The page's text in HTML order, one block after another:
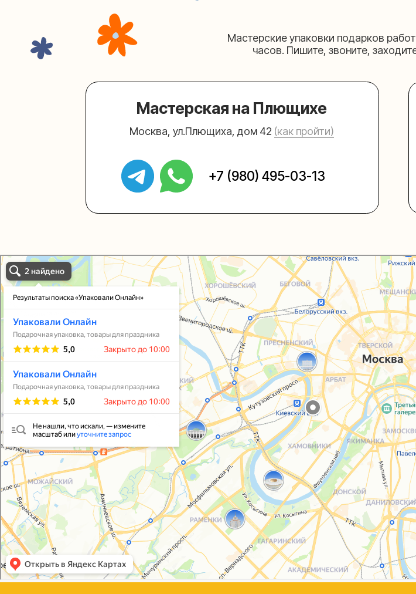
Москва, ул.Плющиха, дом 42
+7 (980) 495-03-13
Упаковали Онлайн в Москве
Москва
Согласие на обработку персональных данных
Политика конфиденциальности
© 2021-2025, ООО "УПАКОВАЛИ ОНЛАЙН"
О нас
Услуги Блог
Каталог
Упаковать подарок
В личный кабинет